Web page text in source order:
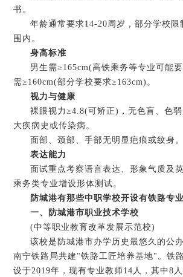
书。
年龄通常要求14-20周岁，部分学校限
围内。
身高标准‌
男生需≥165cm(高铁乘务等专业可能
需≥160cm(部分学校要求≥163cm)。
视力与健康‌
裸眼视力≥4.8(可矫正)，无色盲、色
大疾病史或传染病。
面部、颈部、手部无明显疤痕或纹身。
表达能力‌
面试重点考察语言表达、形象气质及
乘务类专业增设形体测试。
防城港有那些中职学校开设有铁路专
一、防城港市职业技术学校
(中等职业教育改革发展示范校)
该校是防城港市办学历史最悠久的公
南宁铁路局共建"铁路工匠培养基地"。铁
设于2019年，现有专业教师14人，其中8